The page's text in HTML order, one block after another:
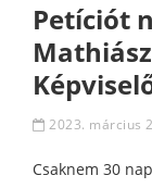
Petíciót
2023. március
Csaknem 30